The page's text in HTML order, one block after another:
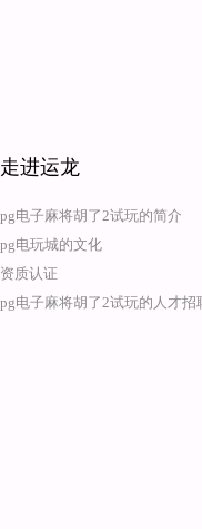
走进运龙
pg电子麻将胡了2试玩的简介
pg电玩城的文化
资质认证
pg电子麻将胡了2试玩的人才招